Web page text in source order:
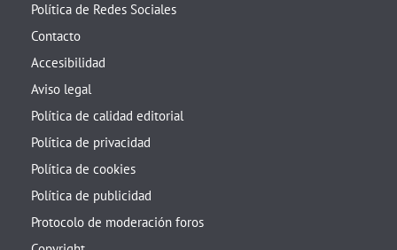
Política de Redes Sociales
Contacto
Accesibilidad
Aviso legal
Política de calidad editorial
Política de privacidad
Política de cookies
Política de publicidad
Protocolo de moderación foros